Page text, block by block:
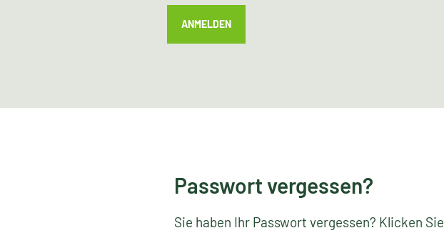
ANMELDEN
Passwort vergessen?
Sie haben Ihr Passwort vergessen? Klicken Sie